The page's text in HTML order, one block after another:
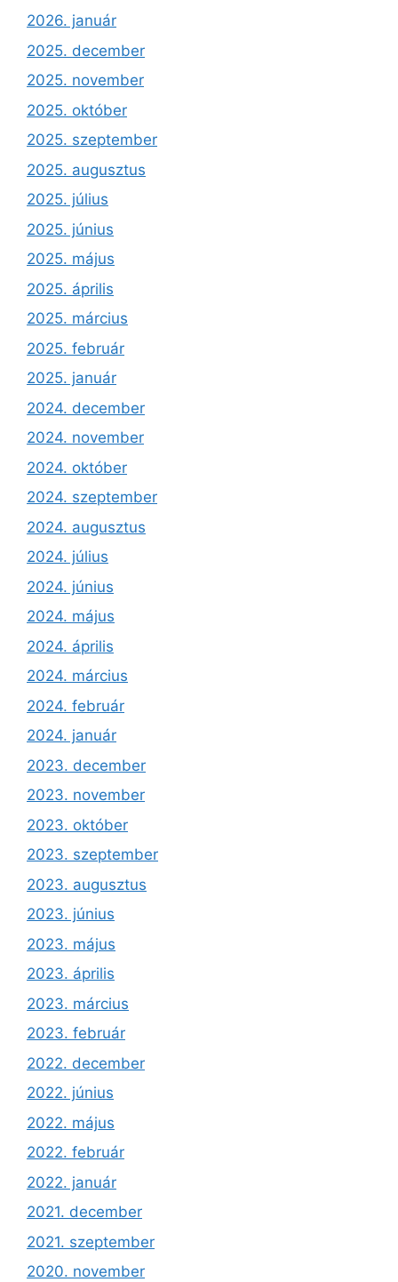
2026. január
2025. december
2025. november
2025. október
2025. szeptember
2025. augusztus
2025. július
2025. június
2025. május
2025. április
2025. március
2025. február
2025. január
2024. december
2024. november
2024. október
2024. szeptember
2024. augusztus
2024. július
2024. június
2024. május
2024. április
2024. március
2024. február
2024. január
2023. december
2023. november
2023. október
2023. szeptember
2023. augusztus
2023. június
2023. május
2023. április
2023. március
2023. február
2022. december
2022. június
2022. május
2022. február
2022. január
2021. december
2021. szeptember
2020. november